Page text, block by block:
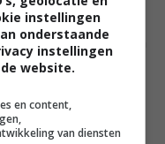
en Holly wil een
Ze gaan samen
in Hug
ziet een kans om
afhankelijk van
instellingen
onderstaande
instellingen
website.
en content,
van diensten